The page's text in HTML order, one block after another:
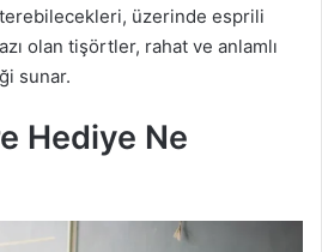
üzerinde esprili
olan tişörtler, rahat ve anlamlı
sunar.
Hediye Ne